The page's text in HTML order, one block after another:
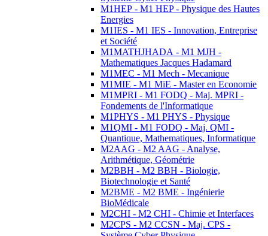
M1HEP - M1 HEP - Physique des Hautes
Energies
M1IES - M1 IES - Innovation, Entreprise
et Société
M1MATHJHADA - M1 MJH -
Mathematiques Jacques Hadamard
M1MEC - M1 Mech - Mecanique
M1MIE - M1 MiE - Master en Economie
M1MPRI - M1 FODQ - Maj. MPRI -
Fondements de l'Informatique
M1PHYS - M1 PHYS - Physique
M1QMI - M1 FODQ - Maj. QMI -
Quantique, Mathematiques, Informatique
M2AAG - M2 AAG - Analyse,
Arithmétique, Géométrie
M2BBH - M2 BBH - Biologie,
Biotechnologie et Santé
M2BME - M2 BME - Ingénierie
BioMédicale
M2CHI - M2 CHI - Chimie et Interfaces
M2CPS - M2 CCSN - Maj. CPS -